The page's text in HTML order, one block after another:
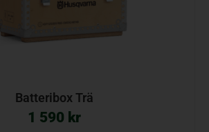
Batteribox Trä
1 590 kr